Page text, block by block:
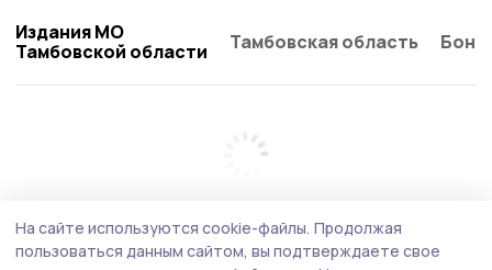
Издания МО
Тамбовской области
Тамбовская область
На сайте используются cookie-файлы. Продолжая
пользоваться данным сайтом, вы подтверждаете свое